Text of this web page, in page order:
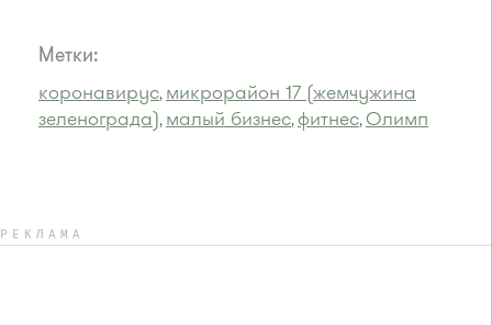
Метки:
коронавирус, микрорайон 17 (жемчужина
зеленограда), малый бизнес,фитнес,Олимп
РЕКЛАМА